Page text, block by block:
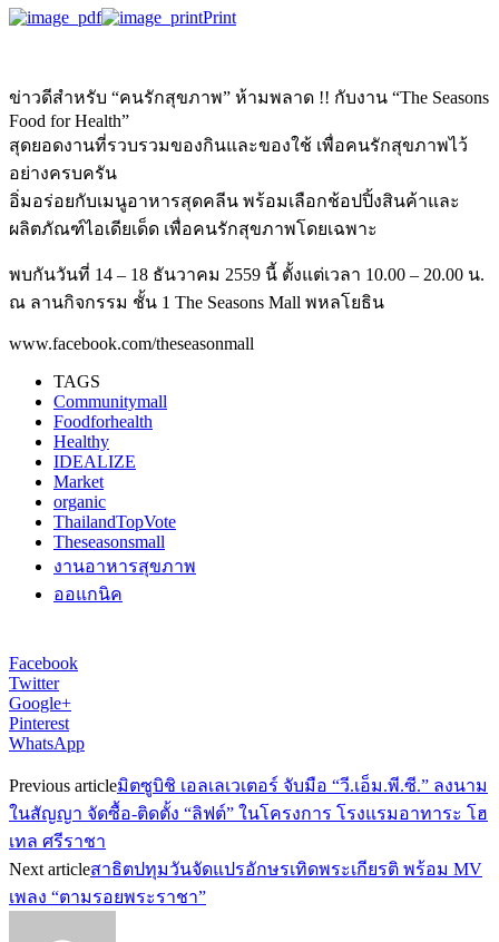
Print
ข่าวดีสำหรับ “คนรักสุขภาพ” ห้ามพลาด !! กับงาน “The Seasons
Food for Health”
สุดยอดงานที่รวบรวมของกินและของใช้ เพื่อคนรักสุขภาพไว้
อย่างครบครัน
อิ่มอร่อยกับเมนูอาหารสุดคลีน พร้อมเลือกช้อปปิ้งสินค้าและ
ผลิตภัณฑ์ไอเดียเด็ด เพื่อคนรักสุขภาพโดยเฉพาะ
พบกันวันที่ 14 – 18 ธันวาคม 2559 นี้ ตั้งแต่เวลา 10.00 – 20.00 น.
ณ ลานกิจกรรม ชั้น 1 The Seasons Mall พหลโยธิน
www.facebook.com/theseasonmall
TAGS
Communitymall
Foodforhealth
Healthy
IDEALIZE
Market
organic
ThailandTopVote
Theseasonsmall
งานอาหารสุขภาพ
ออแกนิค
Facebook
Twitter
Google+
Pinterest
WhatsApp
Previous articleมิตซูบิชิ เอลเลเวเตอร์ จับมือ “วี.เอ็ม.พี.ซี.” ลงนาม
ในสัญญา จัดซื้อ-ติดตั้ง “ลิฟต์” ในโครงการ โรงแรมอาทาระ โฮ
เทล ศรีราชา
Next articleสาธิตปทุมวันจัดแปรอักษรเทิดพระเกียรติ พร้อม MV
เพลง “ตามรอยพระราชา”